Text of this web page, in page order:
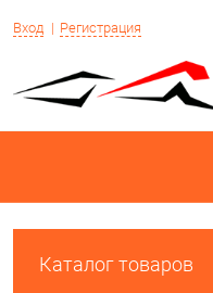
Вход Регистрация
Каталог товаров